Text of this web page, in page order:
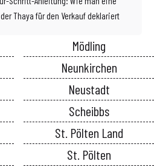
Thaya für den Verkauf deklariert
Mödling
Neunkirchen
Neustadt
Scheibbs
St. Pölten Land
St. Pölten